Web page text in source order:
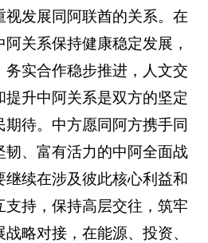
视发展同阿联酋的关系。在
关系保持健康稳定发展，
务实合作稳步推进，人文交
升中阿关系是双方的坚定
待。中方愿同阿方携手同
韧、富有活力的中阿全面战
继续在涉及彼此核心利益和
支持，保持高层交往，筑牢
略对接，在能源、投资、